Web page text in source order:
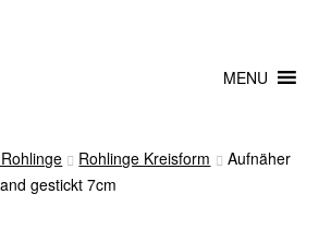
MENU
Rohlinge Kreisform
Aufnäher
gestickt 7cm